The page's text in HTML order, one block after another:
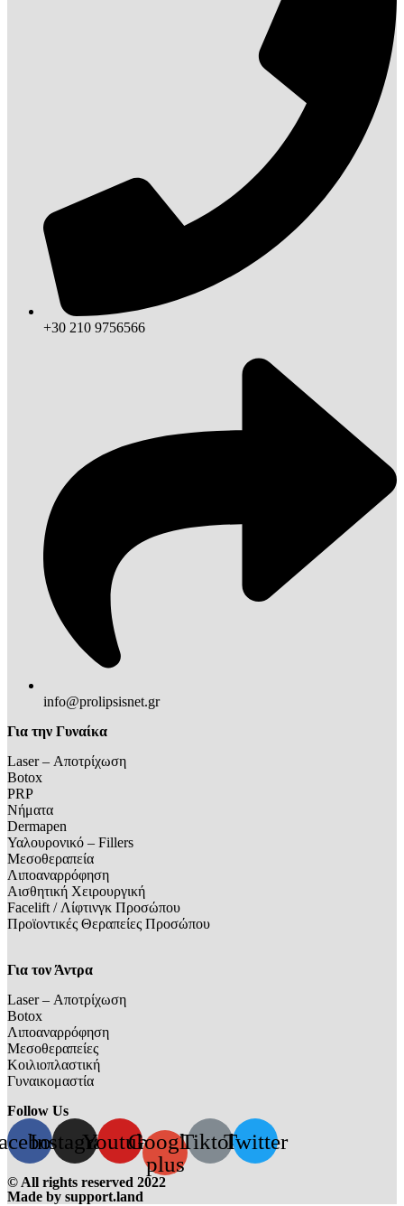
+30 210 9756566
info@prolipsisnet.gr
Για την Γυναίκα
Laser – Αποτρίχωση
Botox
PRP
Νήματα
Dermapen
Υαλουρονικό – Fillers
Μεσοθεραπεία
Λιποαναρρόφηση
Αισθητική Χειρουργική
Facelift / Λίφτινγκ Προσώπου
Προϊοντικές Θεραπείες Προσώπου
Για τον Άντρα
Laser – Αποτρίχωση
Botox
Λιποαναρρόφηση
Μεσοθεραπείες
Κοιλιοπλαστική
Γυναικομαστία
Follow Us
InstagramYoutubeGoogle-
plus
TiktokTwitter
© All rights reserved 2022
Made by support.land